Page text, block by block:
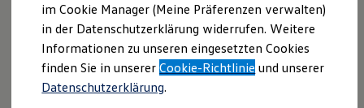
Aktuelle Angebote
E-Auto-Förderung
Volkswagen Marktplatz
Die ENERGY Sondermodelle
Junge Gebrauchtwagen und Gebrauchtwagen
Volkswagen Zertifizierte Gebrauchtwagen
Elektromobilität bei Gebrauchtwagen
Überblick:
IQ.LIGHT – LED-Matrix-Scheinwerfer
Dynamic Light Assist
im Cookie Manager (Meine Präferenzen verwalten)
in der Datenschutzerklärung widerrufen. Weitere
Informationen zu unseren eingesetzten Cookies
finden Sie in unsererCookie-Richtlinie und unserer
Datenschutzerklärung.